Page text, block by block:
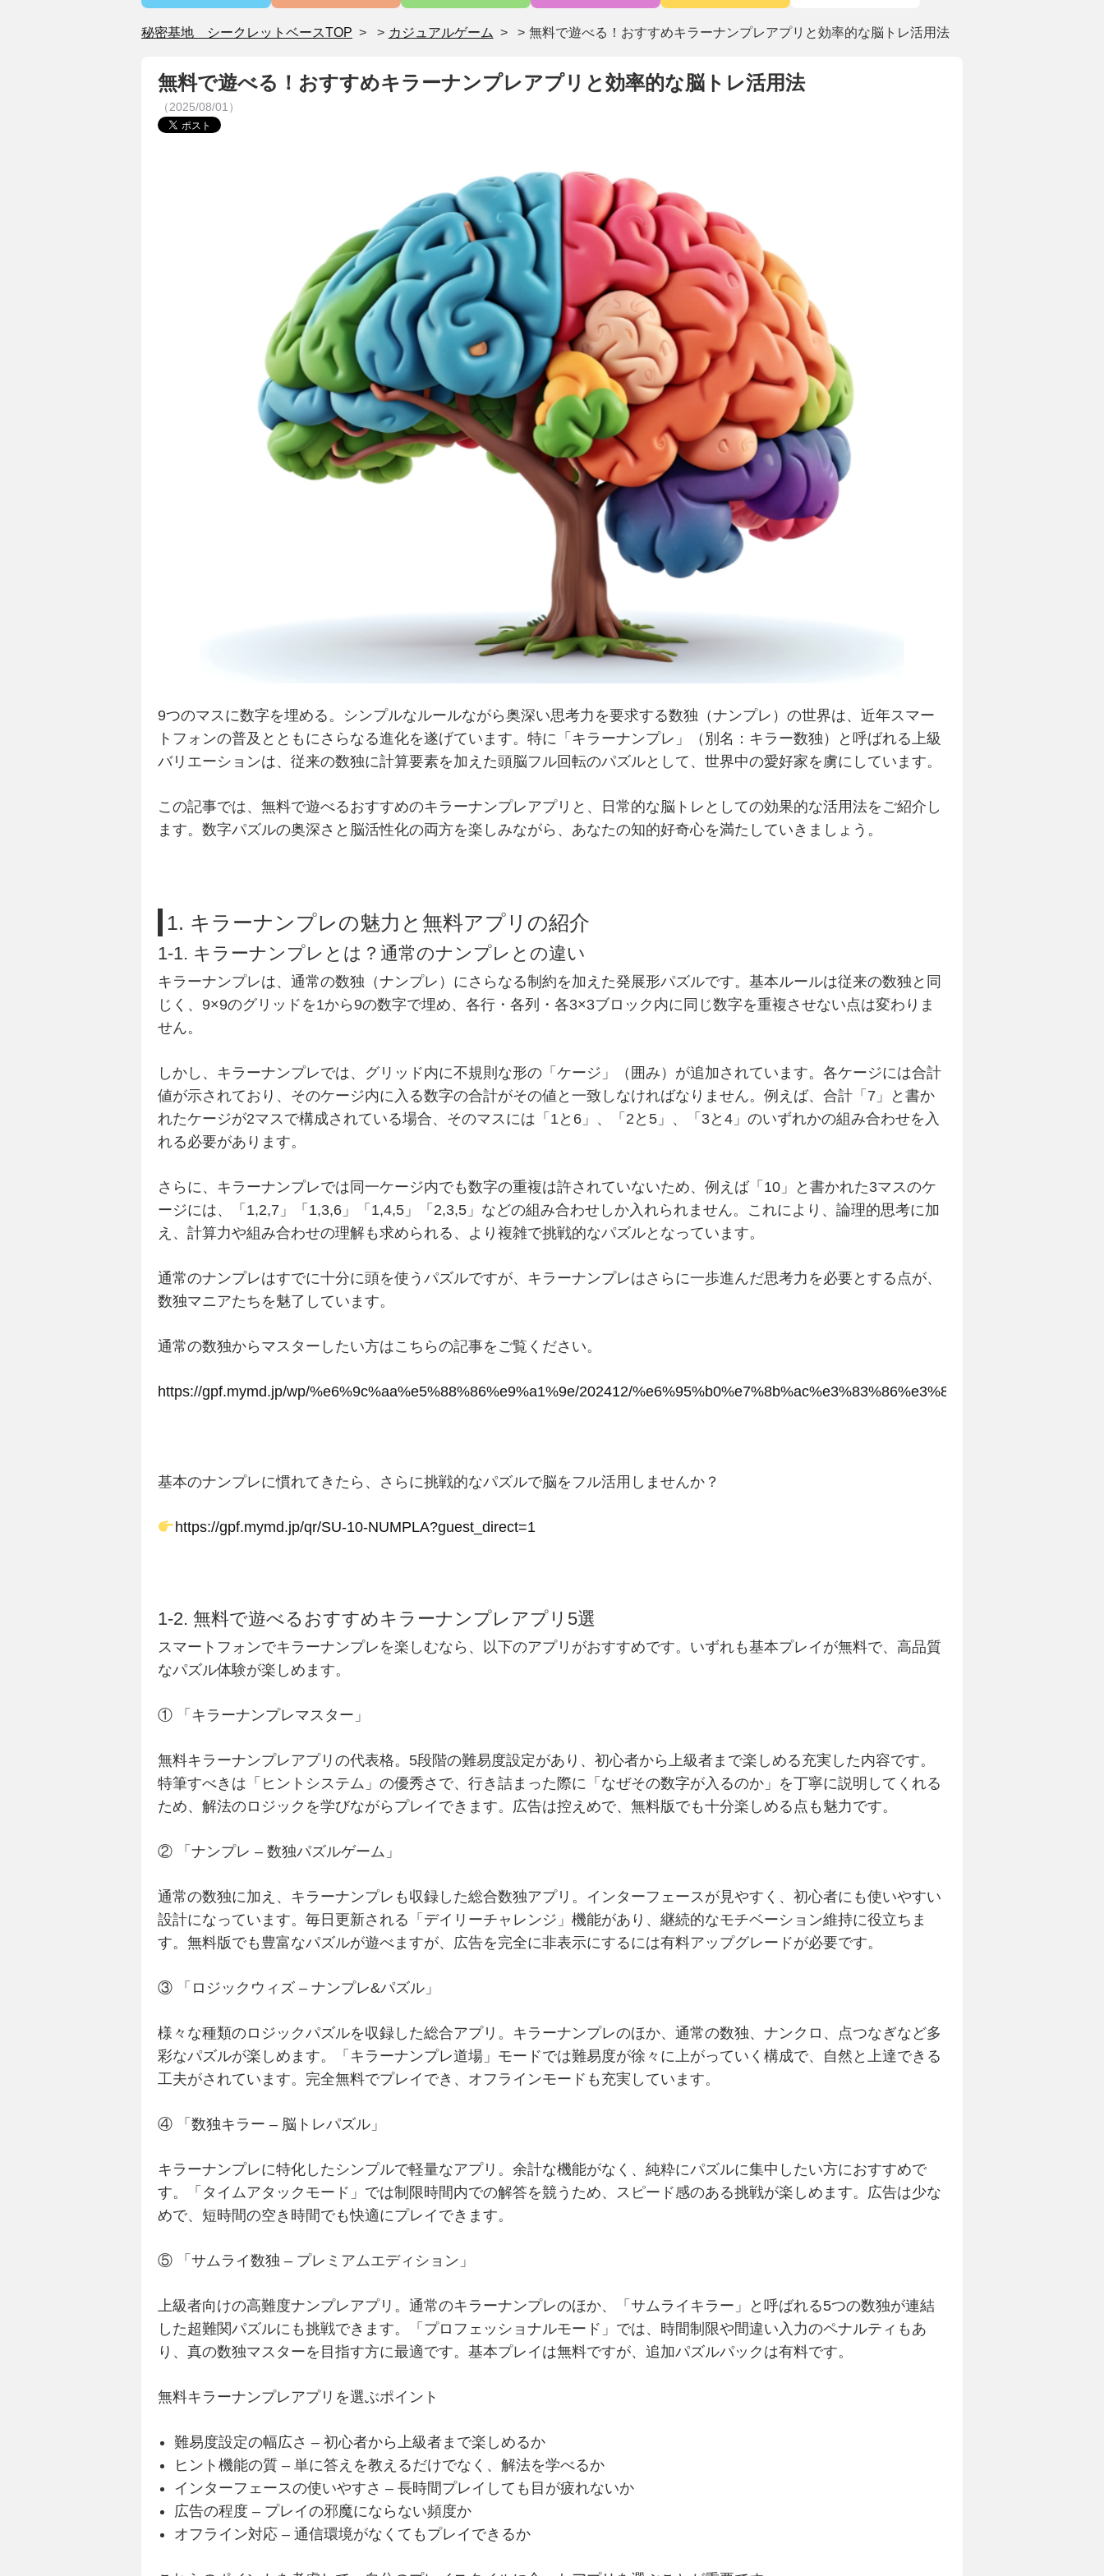
秘密基地 シークレットベースTOP > カジュアルゲーム > 無料で遊べる！おすすめキラーナンプレアプリと効率的な脳トレ活用法
無料で遊べる！おすすめキラーナンプレアプリと効率的な脳トレ活用法
（2025/08/01）
9つのマスに数字を埋める。シンプルなルールながら奥深い思考力を要求する数独（ナンプレ）の世界は、近年スマー
トフォンの普及とともにさらなる進化を遂げています。特に「キラーナンプレ」（別名：キラー数独）と呼ばれる上級
バリエーションは、従来の数独に計算要素を加えた頭脳フル回転のパズルとして、世界中の愛好家を虜にしています。
この記事では、無料で遊べるおすすめのキラーナンプレアプリと、日常的な脳トレとしての効果的な活用法をご紹介し
ます。数字パズルの奥深さと脳活性化の両方を楽しみながら、あなたの知的好奇心を満たしていきましょう。
1. キラーナンプレの魅力と無料アプリの紹介
1-1. キラーナンプレとは？通常のナンプレとの違い
キラーナンプレは、通常の数独（ナンプレ）にさらなる制約を加えた発展形パズルです。基本ルールは従来の数独と同
じく、9×9のグリッドを1から9の数字で埋め、各行・各列・各3×3ブロック内に同じ数字を重複させない点は変わりま
せん。
しかし、キラーナンプレでは、グリッド内に不規則な形の「ケージ」（囲み）が追加されています。各ケージには合計
値が示されており、そのケージ内に入る数字の合計がその値と一致しなければなりません。例えば、合計「7」と書か
れたケージが2マスで構成されている場合、そのマスには「1と6」、「2と5」、「3と4」のいずれかの組み合わせを入
れる必要があります。
さらに、キラーナンプレでは同一ケージ内でも数字の重複は許されていないため、例えば「10」と書かれた3マスのケ
ージには、「1,2,7」「1,3,6」「1,4,5」「2,3,5」などの組み合わせしか入れられません。これにより、論理的思考に加
え、計算力や組み合わせの理解も求められる、より複雑で挑戦的なパズルとなっています。
通常のナンプレはすでに十分に頭を使うパズルですが、キラーナンプレはさらに一歩進んだ思考力を必要とする点が、
数独マニアたちを魅了しています。
通常の数独からマスターしたい方はこちらの記事をご覧ください。
https://gpf.mymd.jp/wp/%e6%9c%aa%e5%88%86%e9%a1%9e/202412/
基本のナンプレに慣れてきたら、さらに挑戦的なパズルで脳をフル活用しませんか？
https://gpf.mymd.jp/qr/SU-10-NUMPLA?guest_direct=1
1-2. 無料で遊べるおすすめキラーナンプレアプリ5選
スマートフォンでキラーナンプレを楽しむなら、以下のアプリがおすすめです。いずれも基本プレイが無料で、高品質
なパズル体験が楽しめます。
① 「キラーナンプレマスター」
無料キラーナンプレアプリの代表格。5段階の難易度設定があり、初心者から上級者まで楽しめる充実した内容です。
特筆すべきは「ヒントシステム」の優秀さで、行き詰まった際に「なぜその数字が入るのか」を丁寧に説明してくれる
ため、解法のロジックを学びながらプレイできます。広告は控えめで、無料版でも十分楽しめる点も魅力です。
② 「ナンプレ – 数独パズルゲーム」
通常の数独に加え、キラーナンプレも収録した総合数独アプリ。インターフェースが見やすく、初心者にも使いやすい
設計になっています。毎日更新される「デイリーチャレンジ」機能があり、継続的なモチベーション維持に役立ちま
す。無料版でも豊富なパズルが遊べますが、広告を完全に非表示にするには有料アップグレードが必要です。
③ 「ロジックウィズ – ナンプレ&パズル」
様々な種類のロジックパズルを収録した総合アプリ。キラーナンプレのほか、通常の数独、ナンクロ、点つなぎなど多
彩なパズルが楽しめます。「キラーナンプレ道場」モードでは難易度が徐々に上がっていく構成で、自然と上達できる
工夫がされています。完全無料でプレイでき、オフラインモードも充実しています。
④ 「数独キラー – 脳トレパズル」
キラーナンプレに特化したシンプルで軽量なアプリ。余計な機能がなく、純粋にパズルに集中したい方におすすめで
す。「タイムアタックモード」では制限時間内での解答を競うため、スピード感のある挑戦が楽しめます。広告は少な
めで、短時間の空き時間でも快適にプレイできます。
⑤ 「サムライ数独 – プレミアムエディション」
上級者向けの高難度ナンプレアプリ。通常のキラーナンプレのほか、「サムライキラー」と呼ばれる5つの数独が連結
した超難関パズルにも挑戦できます。「プロフェッショナルモード」では、時間制限や間違い入力のペナルティもあ
り、真の数独マスターを目指す方に最適です。基本プレイは無料ですが、追加パズルパックは有料です。
無料キラーナンプレアプリを選ぶポイント
難易度設定の幅広さ – 初心者から上級者まで楽しめるか
ヒント機能の質 – 単に答えを教えるだけでなく、解法を学べるか
インターフェースの使いやすさ – 長時間プレイしても目が疲れないか
広告の程度 – プレイの邪魔にならない頻度か
オフライン対応 – 通信環境がなくてもプレイできるか